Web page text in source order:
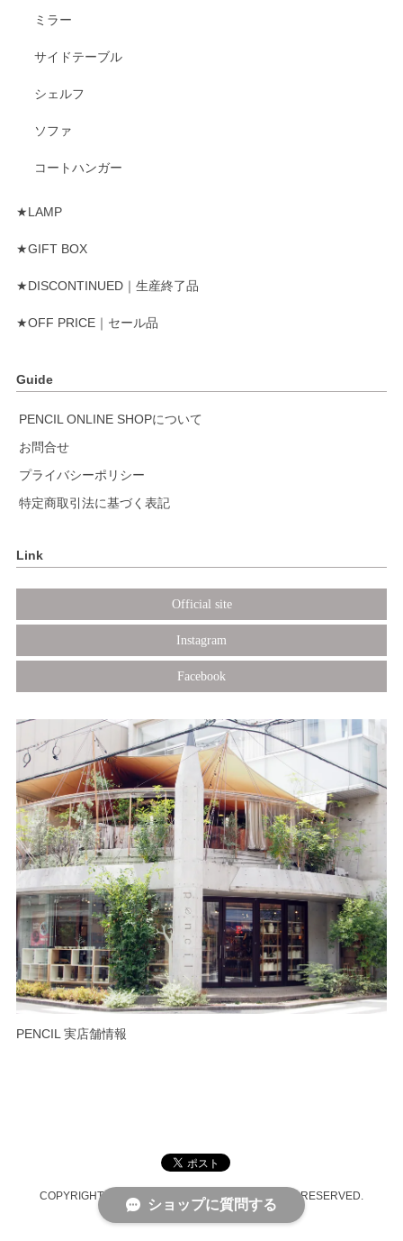
ミラー
サイドテーブル
シェルフ
ソファ
コートハンガー
★LAMP
★GIFT BOX
★DISCONTINUED｜生産終了品
★OFF PRICE｜セール品
Guide
PENCIL ONLINE SHOPについて
お問合せ
プライバシーポリシー
特定商取引法に基づく表記
Link
Official site
Instagram
Facebook
PENCIL 実店舗情報
COPYRIGHT © PENCIL ONLINE SHOP ALL RIGHTS RESERVED.
ショップに質問する